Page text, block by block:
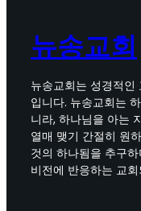
뉴송교회
뉴송교회는 성경적인
입니다. 뉴송교회는
니라, 하나님을 아는
열매 맺기 간절히 원
것의 하나됨을 추구
비전에 반응하는 교